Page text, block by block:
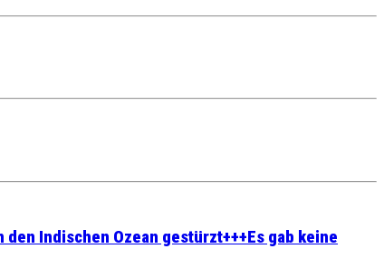
Indischen Ozean gestürzt+++Es gab keine